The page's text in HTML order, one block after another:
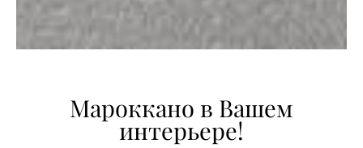
Мароккано в Вашем
интерьере!